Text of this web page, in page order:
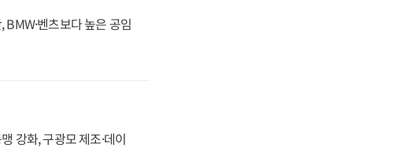
벤츠보다 높은 공임
강화, 구광모 제조·데이